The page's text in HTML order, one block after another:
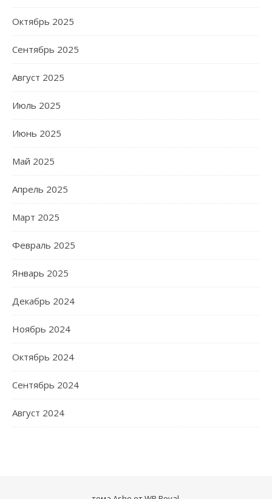
Октябрь 2025
Сентябрь 2025
Август 2025
Июль 2025
Июнь 2025
Май 2025
Апрель 2025
Март 2025
Февраль 2025
Январь 2025
Декабрь 2024
Ноябрь 2024
Октябрь 2024
Сентябрь 2024
Август 2024